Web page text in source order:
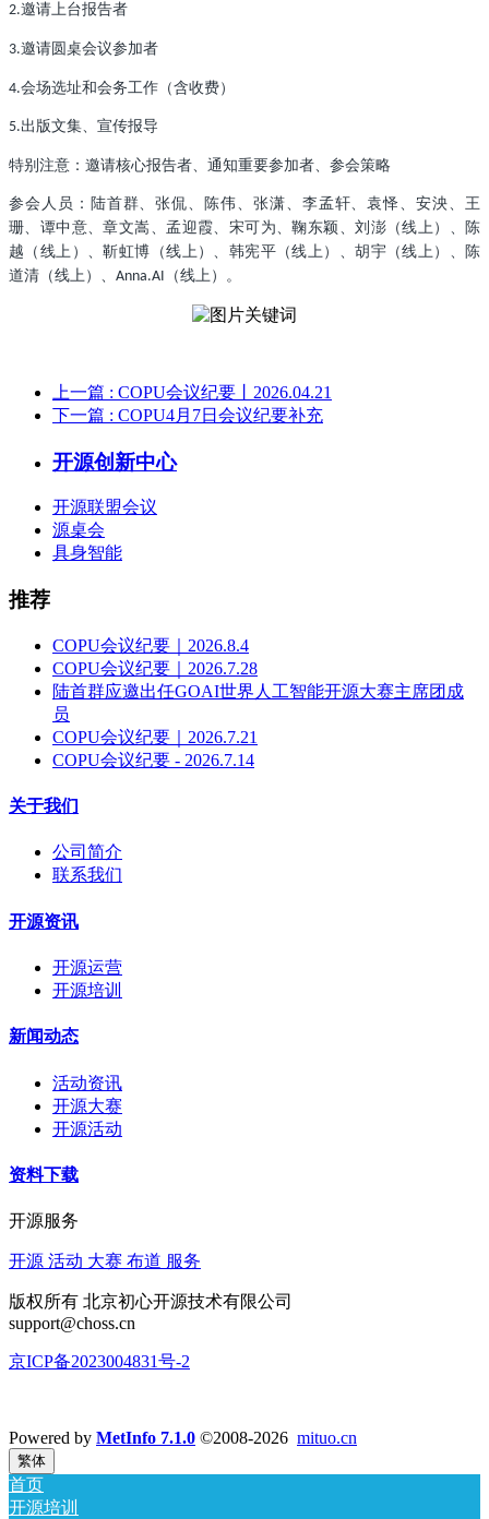
2.邀请上台报告者
3.邀请圆桌会议参加者
4.会场选址和会务工作（含收费）
5.出版文集、宣传报导
特别注意：邀请核心报告者、通知重要参加者、参会策略
参会人员：陆首群、张侃、陈伟、张潇、李孟轩、袁怿、安泱、王
珊、谭中意、章文嵩、孟迎霞、宋可为、鞠东颖、刘澎（线上）、陈
越（线上）、靳虹博（线上）、韩宪平（线上）、胡宇（线上）、陈
道清（线上）、 Anna.AI （线上）。
上一篇 : COPU会议纪要丨2026.04.21
下一篇 : COPU4月7日会议纪要补充
开源创新中心
开源联盟会议
源桌会
具身智能
推荐
COPU会议纪要｜2026.8.4
COPU会议纪要｜2026.7.28
陆首群应邀出任GOAI世界人工智能开源大赛主席团成
员
COPU会议纪要｜2026.7.21
COPU会议纪要 - 2026.7.14
关于我们
公司简介
联系我们
开源资讯
开源运营
开源培训
新闻动态
活动资讯
开源大赛
开源活动
资料下载
开源服务
开源 活动 大赛 布道 服务
版权所有 北京初心开源技术有限公司
support@choss.cn
京ICP备2023004831号-2
Powered by MetInfo 7.1.0 ©2008-2026 mituo.cn
繁体
首页
开源培训